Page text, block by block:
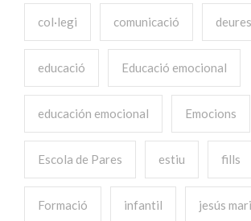
col·legi comunicació deures
educació Educació emocional
educación emocional Emocions
Escola de Pares estiu fills
Formació infantil jesús